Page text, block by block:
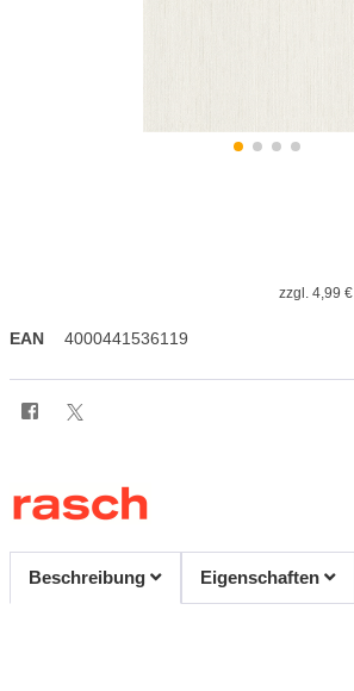
zzgl. 4,99 €
EAN 4000441536119
Beschreibung Eigenschaften